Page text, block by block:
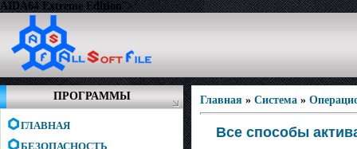
AIDA64 Extreme Edition">
ПРОГРАММЫ
ГЛАВНАЯ
БЕЗОПАСНОСТЬ
Главная » Система »
Все способы